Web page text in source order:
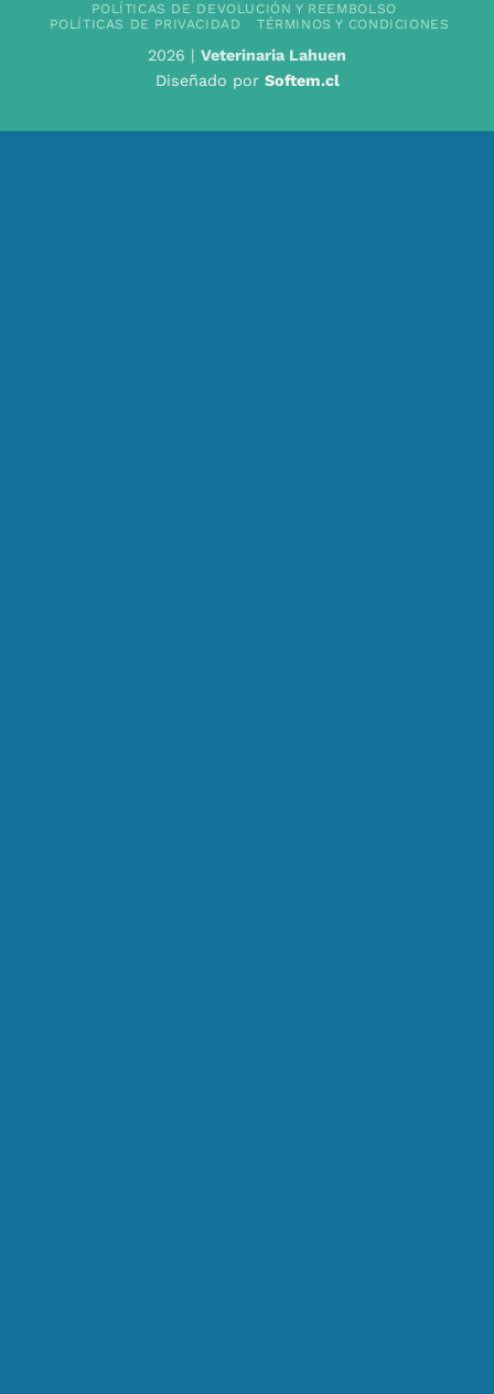
POLÍTICAS DE DEVOLUCIÓN Y REEMBOLSO
POLÍTICAS DE PRIVACIDAD
TÉRMINOS Y CONDICIONES
2026 | Veterinaria Lahuen
Diseñado por Softem.cl